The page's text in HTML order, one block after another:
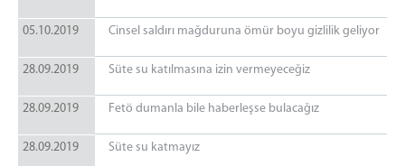
05.10.2019 Cinsel saldırı mağduruna ömür boyu gizlilik geliyor
28.09.2019 Süte su katılmasına izin vermeyeceğiz
28.09.2019 Fetö dumanla bile haberleşse bulacağız
28.09.2019 Süte su katmayız